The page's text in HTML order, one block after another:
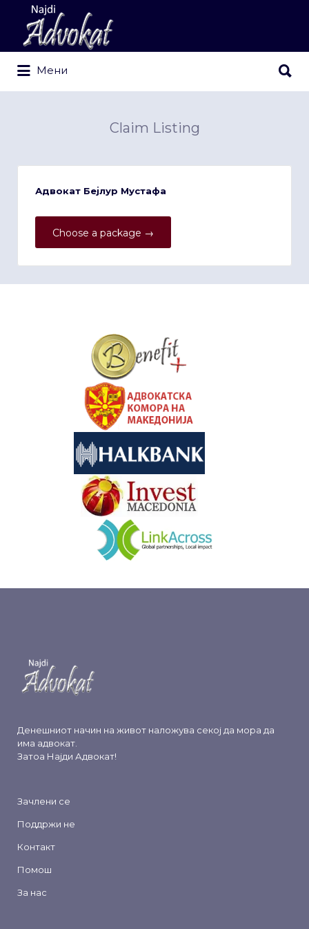
Search
for:
Мени
for:
Claim Listing
Адвокат Бејлур Мустафа
Денешниот начин на живот наложува секој да мора да
има адвокат.
Затоа Најди Адвокат!
Зачлени се
Поддржи не
Контакт
Помош
За нас